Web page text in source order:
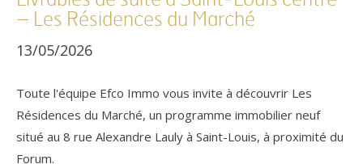
– Les Résidences du Marché
13/05/2026
Toute l'équipe Efco Immo vous invite à découvrir Les
Résidences du Marché, un programme immobilier neuf
situé au 8 rue Alexandre Lauly à Saint-Louis, à proximité du
Forum.
COUPS DE COEUR EXCLUSIVITÉS